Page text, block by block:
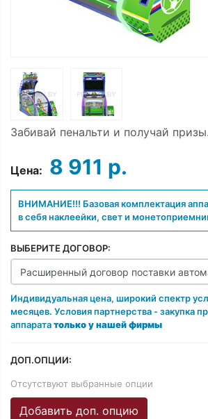
Забивай пенальти и получай призы.
Цена: 8 911 р.
ВНИМАНИЕ!!! Базовая комплектация
в себя наклеейки, свет и
ВЫБЕРИТЕ ДОГОВОР:
Индивидуальная цена, широкий спектр
месяцев. Условия партнерства - закупка
аппарататолько у нашей фирмы
ДОП.ОПЦИИ:
Отсутствуют выбранные опции
Добавить доп. опцию